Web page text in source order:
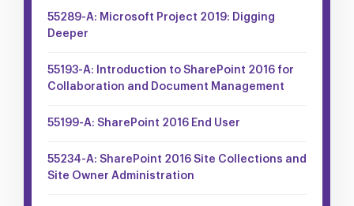
55289-A: Microsoft Project 2019: Digging
Deeper
55193-A: Introduction to SharePoint 2016 for
Collaboration and Document Management
55199-A: SharePoint 2016 End User
55234-A: SharePoint 2016 Site Collections and
Site Owner Administration